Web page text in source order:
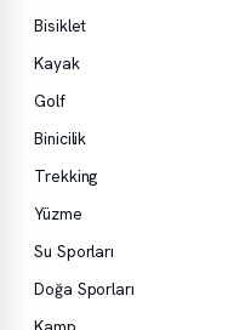
Bisiklet
Kayak
Golf
Binicilik
Trekking
Yüzme
Su Sporları
Doğa Sporları